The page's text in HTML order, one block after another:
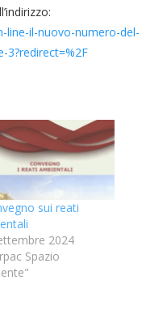
line-il-nuovo-numero-del-
3?redirect=%2F
sui reati
2024
Spazio